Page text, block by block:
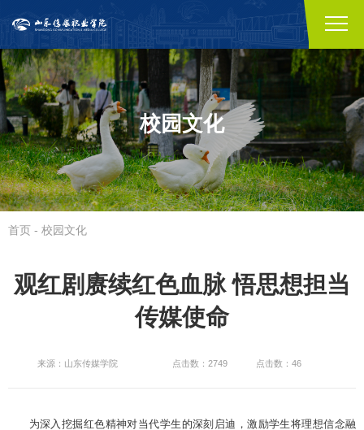
校园文化
首页 - 校园文化
观红剧赓续红色血脉 悟思想担当
传媒使命
来源：山东传媒学院 点击数：2749 点击数：46
为深入挖掘红色精神对当代学生的深刻启迪，激励学生将理想信念融